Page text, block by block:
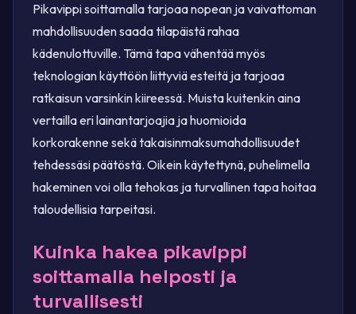
Pikavippi soittamalla tarjoaa nopean ja vaivattoman
mahdollisuuden saada tilapäistä rahaa
kädenulottuville. Tämä tapa vähentää myös
teknologian käyttöön liittyviä esteitä ja tarjoaa
ratkaisun varsinkin kiireessä. Muista kuitenkin aina
vertailla eri lainantarjoajia ja huomioida
korkorakenne sekä takaisinmaksumahdollisuudet
tehdessäsi päätöstä. Oikein käytettynä, puhelimella
hakeminen voi olla tehokas ja turvallinen tapa hoitaa
taloudellisia tarpeitasi.
Kuinka hakea pikavippi
soittamalla helposti ja
turvallisesti